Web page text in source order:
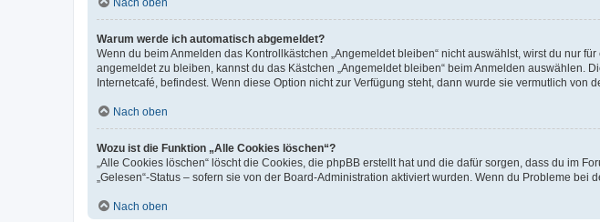
Warum werde ich automatisch abgemeldet?
Wenn du beim Anmelden das Kontrollkästchen „Angemeldet bleiben“ nicht auswählst, wirst du nur
angemeldet zu bleiben, kannst du das Kästchen „Angemeldet bleiben“ beim Anmelden
Internetcafé, befindest. Wenn diese Option nicht zur Verfügung steht, dann wurde sie vermutlich von
Nach oben
Wozu ist die Funktion „Alle Cookies löschen“?
„Alle Cookies löschen“ löscht die Cookies, die phpBB erstellt hat und die dafür sorgen, dass du im
„Gelesen“-Status – sofern sie von der Board-Administration aktiviert wurden. Wenn du Probleme
Nach oben